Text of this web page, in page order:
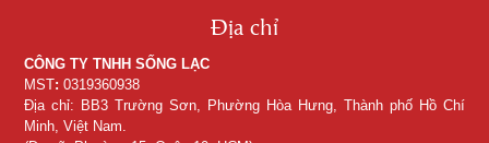
Địa chỉ
CÔNG TY TNHH SỐNG LẠC
MST: 0319360938
Địa chỉ: BB3 Trường Sơn, Phường Hòa Hưng, Thành phố Hồ Chí
Minh, Việt Nam.